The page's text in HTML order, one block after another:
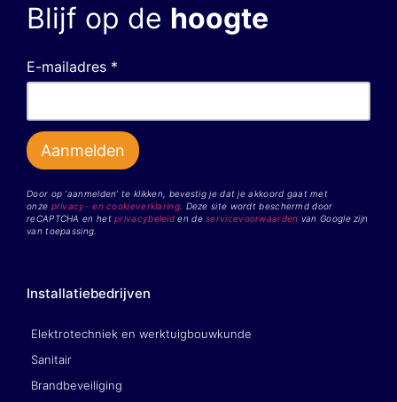
Blijf op de hoogte
E-mailadres *
Door op ‘aanmelden’ te klikken, bevestig je dat je akkoord gaat met
onze privacy- en cookieverklaring. Deze site wordt beschermd door
reCAPTCHA en hetprivacybeleid en deservicevoorwaarden van Google zijn
van toepassing.
Installatiebedrijven
Elektrotechniek en werktuigbouwkunde
Sanitair
Brandbeveiliging